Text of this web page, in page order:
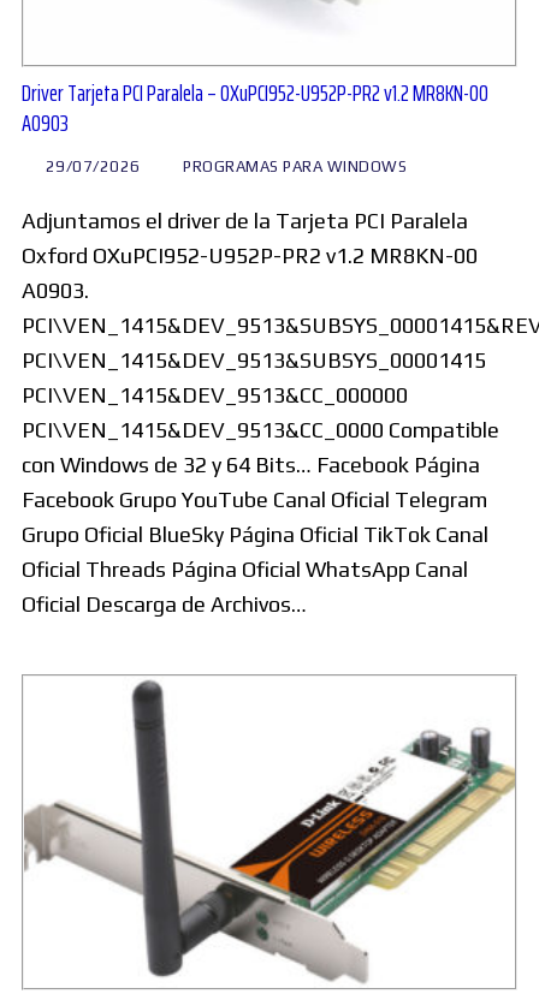
Driver Tarjeta PCI Paralela – OXuPCI952-U952P-PR2 v1.2 MR8KN-00
A0903
29/07/2026 PROGRAMAS PARA WINDOWS
Adjuntamos el driver de la Tarjeta PCI Paralela
Oxford OXuPCI952-U952P-PR2 v1.2 MR8KN-00
A0903.
PCI\VEN_1415&DEV_9513&SUBSYS_00001415
PCI\VEN_1415&DEV_9513&CC_000000
PCI\VEN_1415&DEV_9513&CC_0000 Compatible
con Windows de 32 y 64 Bits… Facebook Página
Facebook Grupo YouTube Canal Oficial Telegram
Grupo Oficial BlueSky Página Oficial TikTok Canal
Oficial Threads Página Oficial WhatsApp Canal
Oficial Descarga de Archivos…